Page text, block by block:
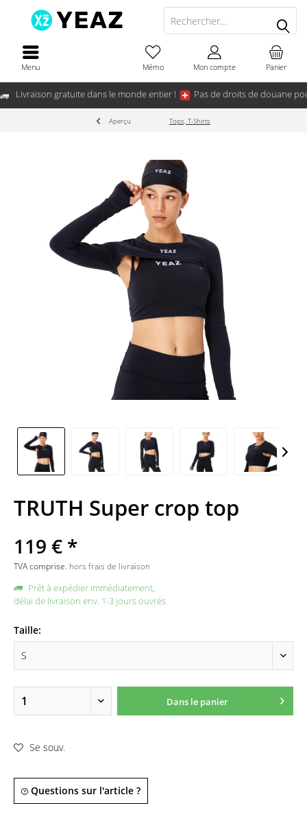
Livraison gratuite dans le monde entier ! Pas de droits de douane
Menu Panier
Mémo Mon compte
Aperçu Tops, T-Shirts
TRUTH Super crop top
119 € *
TVA comprise. hors frais de livraison
Prêt à expédier immédiatement,
délai de livraison env. 1-3 jours ouvrés
Taille:
Dans le panier
Se souv.
Questions sur l'article ?